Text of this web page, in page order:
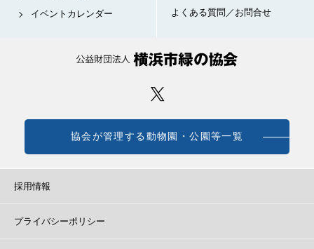
イベントカレンダー
よくある質問／お問合せ
協会が管理する動物園・公園等一覧
採用情報
プライバシーポリシー